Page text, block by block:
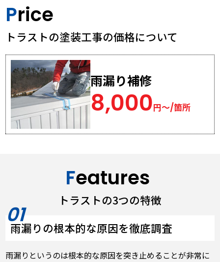
Price
トラストの塗装工事の価格について
雨漏り補修
8,000円～/箇所
Features
トラストの3つの特徴
雨漏りの根本的な原因を徹底調査
雨漏りというのは根本的な原因を突き止めることが非常に